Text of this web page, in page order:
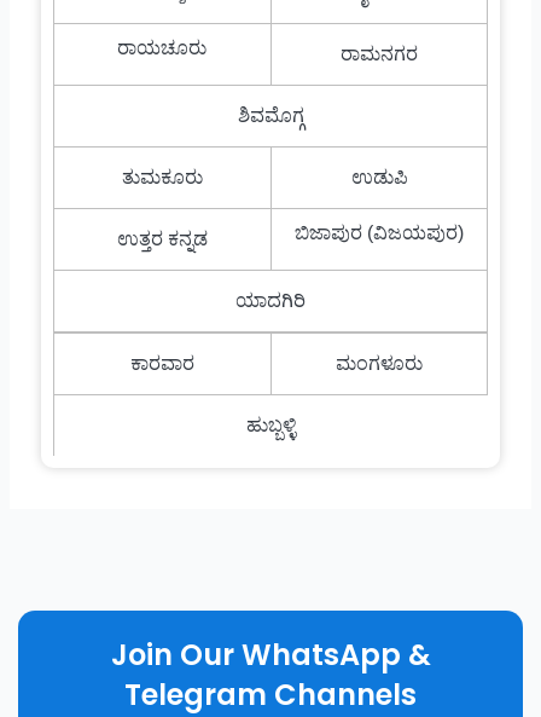
ರಾಯಚೂರು ರಾಮನಗರ
ಶಿವಮೊಗ್ಗ
ತುಮಕೂರು ಉಡುಪಿ
ಉತ್ತರ ಕನ್ನಡ ಬಿಜಾಪುರ (ವಿಜಯಪುರ)
ಯಾದಗಿರಿ
ಕಾರವಾರ ಮಂಗಳೂರು
ಹುಬ್ಬಳ್ಳಿ
Join Our WhatsApp &
Telegram Channels